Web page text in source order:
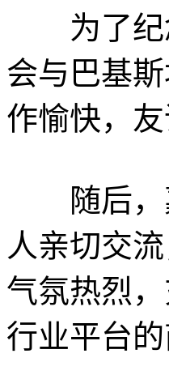
为了纪念
会与巴基
作愉快，友
随后，嘉
人亲切交
气氛热烈
行业平台的